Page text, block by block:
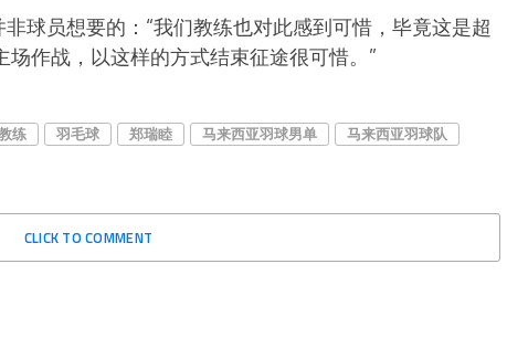
球员想要的：“我们教练也对此感到可惜，毕竟这是超
作战，以这样的方式结束征途很可惜。”
练 羽毛球 郑瑞睦 马来西亚羽球男单
马来西亚羽球队
CLICK TO COMMENT